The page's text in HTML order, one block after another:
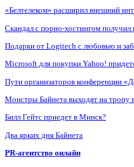
«Белтелеком» расширил внешний
Скандал с порно-хостингом
Подарки от Logitech с любовью и
Microsoft для покупки Yahoo!
Пути организаторов конференции
Монстры Байнета выходят на тропу
Билл Гейтс приедет в Минск?
Два ярких дня Байнета
PR-агентство онлайн